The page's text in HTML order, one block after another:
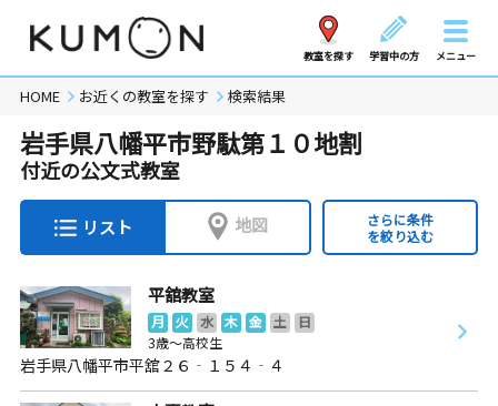
教室を探す 学習中の方 メニュー
HOME お近くの教室を探す 検索結果
岩手県八幡平市野駄第１０地割
付近の公文式教室
リスト 地図
さらに条件
を絞り込む
平舘教室
月 火 水 木 金 土
日
3歳～高校生
岩手県八幡平市平舘２６‐１５４‐４